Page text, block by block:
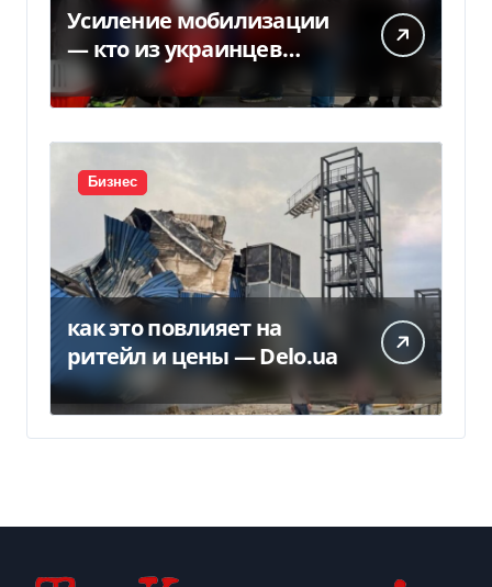
Усиление мобилизации
— кто из украинцев
потеряет право на
временную защиту в ЕС
Бизнес
как это повлияет на
ритейл и цены — Delo.ua